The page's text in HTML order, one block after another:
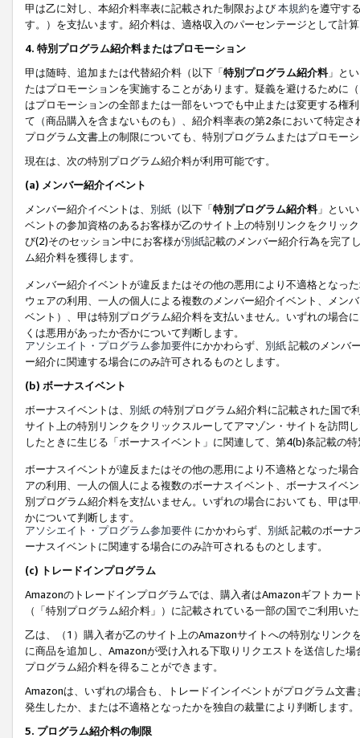
甲は乙に対し、本紹介料率表に記載された制限および本規約を遵守す
す。）を支払います。紹介料は、適格収入のパーセンテージとして計
4. 特別プログラム紹介料またはプロモーション
甲は随時、追加または代替紹介料（以下「特別プログラム紹介料」と
たはプロモーションを実施することがあります。疑義を避けるために
はプロモーションの全部または一部をいつでも中止または変更する権
て（商品購入を含まないものも）、紹介料率表の第2条において特定
プログラム文書上の制限についても、特別プログラムまたはプロモー
現在は、次の特別プログラム紹介料が利用可能です。
(a) メンバー紹介イベント
メンバー紹介イベントは、 別紙 （以下「特別プログラム紹介料」とい
ベントの参加資格のあるお客様が乙のサイト上の特別リンクをクリッ
び(2)そのセッション中にお客様が別紙記載のメンバー紹介行為を完了
ム紹介料を獲得します。
メンバー紹介イベントが違反またはその他の悪用により不適格となっ
ウェアの利用、一人の個人による複数のメンバー紹介イベント、メン
ベント）、甲は特別プログラム紹介料を支払いません。いずれの場合
くは悪用があったか否かについて判断します。
アソシエイト・プログラム参加要件にかかわらず、 別紙記載のメンバ
ー紹介に関連する場合にのみ許可されるものとします。
(b) ボーナスイベント
ボーナスイベントは、 別紙の特別プログラム紹介料に記載された国で
サイト上の特別リンクをクリックスルーしてアマゾン・サイトを訪問
したときに生じる「ボーナスイベント」に関連して、第4(b)条記載の
ボーナスイベントが違反またはその他の悪用により不適格となった場
アの利用、一人の個人による複数のボーナスイベント、ボーナスイベ
別プログラム紹介料を支払いません。いずれの場合においても、甲は
かについて判断します。
アソシエイト・プログラム参加要件 にかかわらず、 別紙記載のボーナ
ーナスイベントに関連する場合にのみ許可されるものとします。
(c) トレードインプログラム
Amazonのトレードインプログラムでは、購入者はAmazonギフトカ
（「特別プログラム紹介料」）に記載されている一部の国でご利用い
乙は、（1）購入者が乙のサイト上のAmazonサイトへの特別なリン
に商品を追加し、Amazonが受け入れる下取りリクエストを送信した
プログラム紹介料を得ることができます。
Amazonは、いずれの場合も、トレードインイベントがプログラム文
発生したか、または不適格となったかを独自の裁量により判断します。
5. プログラム紹介料の制限